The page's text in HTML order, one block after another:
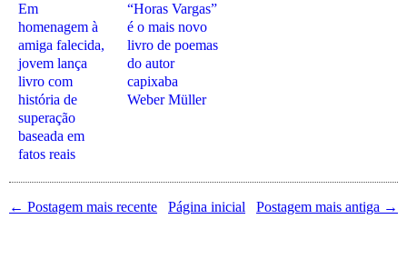
Em
homenagem à
amiga falecida,
jovem lança
livro com
história de
superação
baseada em
fatos reais
“Horas Vargas”
é o mais novo
livro de poemas
do autor
capixaba
Weber Müller
← Postagem mais recente Postagem mais antiga →
Página inicial